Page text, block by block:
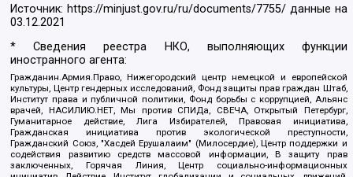
Источник: https://minjust.gov.ru/ru/documents/7755/ данные на
03.12.2021
* Сведения реестра НКО, выполняющих функции
иностранного агента:
Гражданин.Армия.Право, Нижегородский центр немецкой и европейской
культуры, Центр гендерных исследований, Фонд защиты прав граждан Штаб,
Институт права и публичной политики, Фонд борьбы с коррупцией, Альянс
врачей, НАСИЛИЮ.НЕТ, Мы против СПИДа, СВЕЧА, Открытый Петербург,
Гуманитарное действие, Лига Избирателей, Правовая инициатива,
Гражданская инициатива против экологической преступности,
Гражданский Союз, "Хасдей Ерушалаим" (Милосердие), Центр поддержки и
содействия развитию средств массовой информации, В защиту прав
заключенных, Горячая Линия, Центр социально-информационных